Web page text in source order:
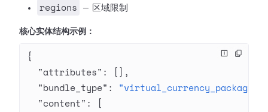
regions — 区域限制
核心实体结构示例：
{
  "attributes"
: [],
  "bundle_type"
: "virtual_currency_package"
  "content"
: [